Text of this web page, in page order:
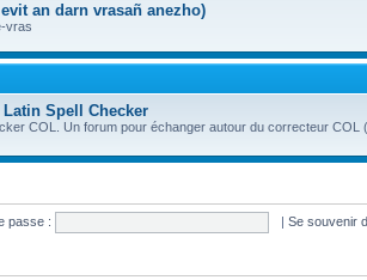
an darn vrasañ anezho)
vras
Spell Checker
COL. Un forum pour échanger autour du correcteur COL
passe : | Se souvenir